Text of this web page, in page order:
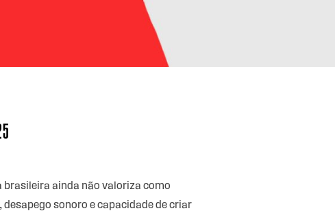
brasileira ainda não valoriza como
sonoro e capacidade de criar